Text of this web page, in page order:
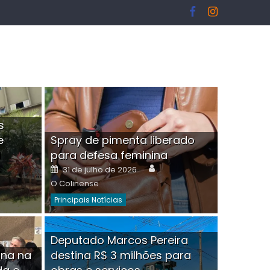
Martins Tristão é
mascarado
Spray de pimenta liberado
para defesa feminina
Posted
on
31 de julho de 2026 Author
O Colinense
Principais Notícias
na
Deputado Marcos Pereira
destina R$ 3 milhões para